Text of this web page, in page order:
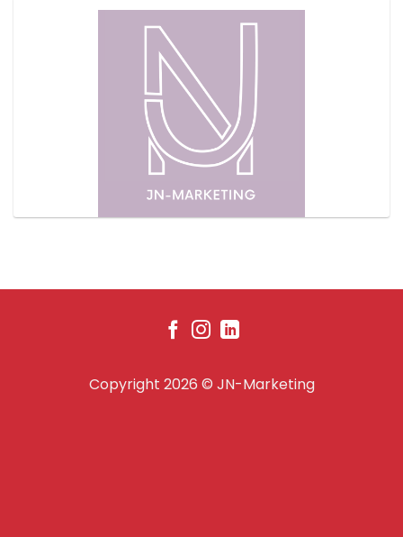
Copyright 2026 © JN-Marketing